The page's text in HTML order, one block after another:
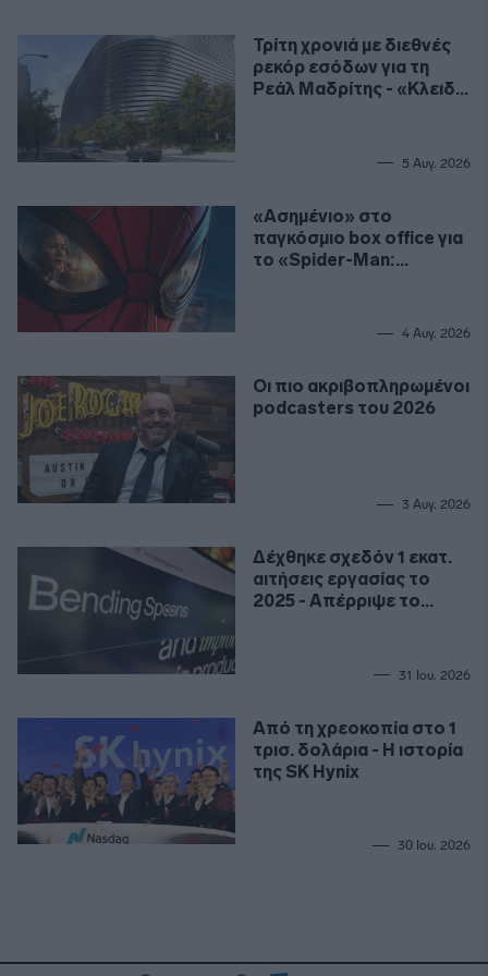
Τρίτη χρονιά με διεθνές
ρεκόρ εσόδων για τη
Ρεάλ Μαδρίτης - «Κλειδί»
5 Αυγ. 2026
«Ασημένιο» στο
παγκόσμιο box office για
το «Spider-Man:
4 Αυγ. 2026
Οι πιο ακριβοπληρωμένοι
podcasters του 2026
3 Αυγ. 2026
Δέχθηκε σχεδόν 1 εκατ.
αιτήσεις εργασίας το
2025 - Απέρριψε το
31 Ιου. 2026
Από τη χρεοκοπία στο 1
τρισ. δολάρια - Η ιστορία
της SK Hynix
30 Ιου. 2026